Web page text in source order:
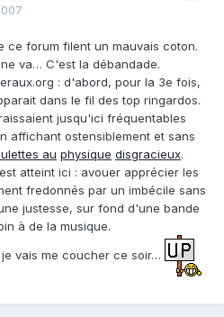
ce forum filent un mauvais coton.
va… C'est la débandade.
: d'abord, pour la 3e fois,
dans le fil des top ringardos.
jusqu'ici fréquentables
affichant ostensiblement et sans
au physique disgracieux.
atteint ici : avouer apprécier les
fredonnés par un imbécile sans
justesse, sur fond d'une bande
à de la musique.
vais me coucher ce soir…